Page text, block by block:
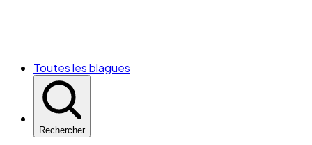
Toutes les blagues
Rechercher